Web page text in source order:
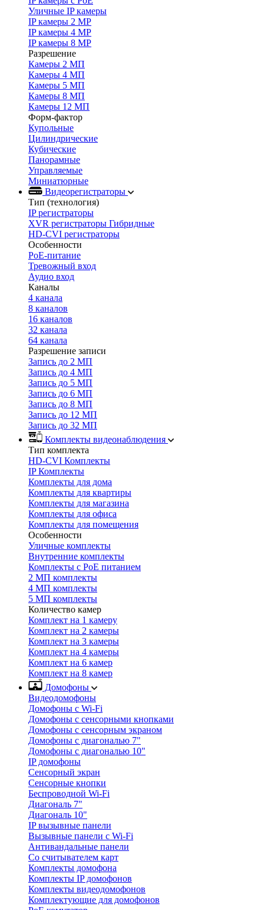
Уличные IP камеры
IP камеры 2 MP
IP камеры 4 MP
IP камеры 8 MP
Разрешение
Камеры 2 МП
Камеры 4 МП
Камеры 5 МП
Камеры 8 МП
Камеры 12 МП
Форм-фактор
Купольные
Цилиндрические
Кубические
Панорамные
Управляемые
Миниатюрные
Видеорегистраторы
Тип (технология)
IP регистраторы
XVR регистраторы Гибридные
HD-CVI регистраторы
Особенности
PoE-питание
Тревожный вход
Аудио вход
Каналы
4 канала
8 каналов
16 каналов
32 канала
64 канала
Разрешение записи
Запись до 2 МП
Запись до 4 МП
Запись до 5 МП
Запись до 6 МП
Запись до 8 МП
Запись до 12 МП
Запись до 32 МП
Комплекты видеонаблюдения
Тип комплекта
HD-CVI Комплекты
IP Комплекты
Комплекты для дома
Комплекты для квартиры
Комплекты для магазина
Комплекты для офиса
Комплекты для помещения
Особенности
Уличные комплекты
Внутренние комплекты
Комплекты с PoE питанием
2 МП комплекты
4 МП комплекты
5 МП комплекты
Количество камер
Комплект на 1 камеру
Комплект на 2 камеры
Комплект на 3 камеры
Комплект на 4 камеры
Комплект на 6 камер
Комплект на 8 камер
Домофоны
Видеодомофоны
Домофоны с Wi-Fi
Домофоны с сенсорными кнопками
Домофоны с сенсорным экраном
Домофоны с диагональю 7"
Домофоны с диагональю 10"
IP домофоны
Сенсорный экран
Сенсорные кнопки
Беспроводной Wi-Fi
Диагональ 7"
Диагональ 10"
IP вызывные панели
Вызывные панели с Wi-Fi
Антивандальные панели
Со считывателем карт
Комплекты домофона
Комплекты IP домофонов
Комплекты видеодомофонов
Комплектующие для домофонов